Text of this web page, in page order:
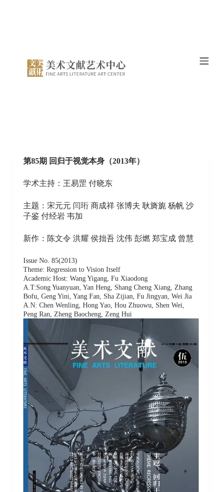
第85期 回归于视觉本身（2013年）
学术主持：王易罡 付晓东
主题：宋元元 闫珩 商成祥 张博夫 耿旖旎 杨帆 沙
子鉴 付经岩 韦加
新作：陈文令 洪耀 侯拙吾 沈伟 彭燃 郑宝成 曾慧
Issue No. 85(2013)
Theme: Regression to Vision Itself
Academic Host: Wang Yigang, Fu Xiaodong
A.T:Song Yuanyuan, Yan Heng, Shang Cheng Xiang, Zhang
Bofu, Geng Yini, Yang Fan, Sha Zijian, Fu Jingyan, Wei Jia
A.N: Chen Wenling, Hong Yao, Hou Zhuowu, Shen Wei,
Peng Ran, Zheng Baocheng, Zeng Hui